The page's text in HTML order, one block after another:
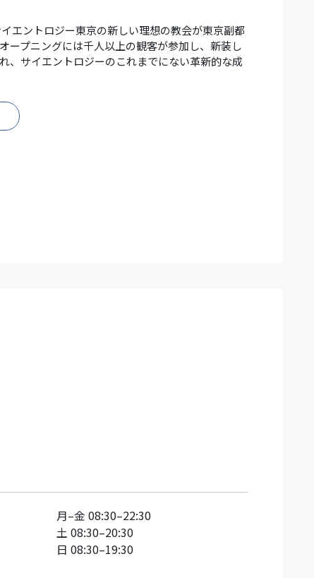
エントロジー東京の新しい理想の教会が東京副都
ープニングには千人以上の観客が参加し、新装し
、サイエントロジーのこれまでにない革新的な成
月–金 08:30–22:30
土 08:30–20:30
日 08:30–19:30